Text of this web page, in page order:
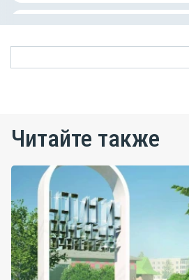
Читайте также